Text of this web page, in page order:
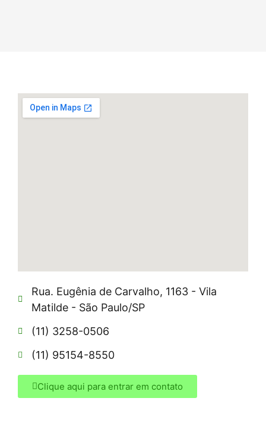
Rua. Eugênia de Carvalho, 1163 - Vila
Matilde - São Paulo/SP
(11) 3258-0506
(11) 95154-8550
Clique aqui para entrar em contato